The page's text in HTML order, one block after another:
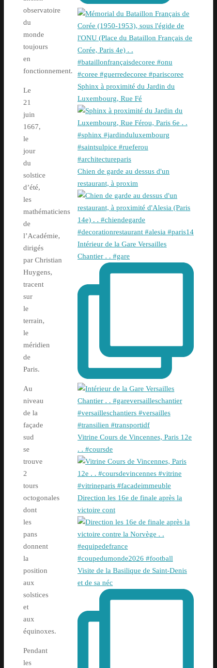
observatoire
du
monde
toujours
en
fonctionnement.
Le
21
juin
1667,
le
jour
du
solstice
d’été,
les
mathématiciens
de
l’Académie,
dirigés
par Christian
Huygens,
tracent
sur
le
terrain,
le
méridien
de
Paris.
Au
niveau
de la
façade
sud
se
trouve
2
tours
octogonales
dont
les
pans
donnent
la
position
aux
solstices
et
aux
équinoxes.
Pendant
les
Sphinx à proximité du Jardin du
Luxembourg, Rue Fé
Chien de garde au dessus d'un
restaurant, à proxim
Intérieur de la Gare Versailles
Chantier . . #gare
Vitrine Cours de Vincennes, Paris 12e
. . #coursde
Direction les 16e de finale après la
victoire cont
Visite de la Basilique de Saint-Denis
et de sa néc